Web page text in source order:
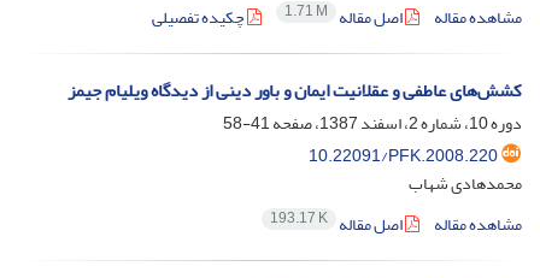
مشاهده مقاله
اصل مقاله 1.71 M چکیده تفصیلی
کشش‌های عاطفی و عقلانیت ایمان و باور دینی از دیدگاه ویلیام جیمز
دوره 10، شماره 2، اسفند 1387، صفحه
41-58
10.22091/PFK.2008.220
محمد‌هادی شهاب
مشاهده مقاله
اصل مقاله 193.17 K